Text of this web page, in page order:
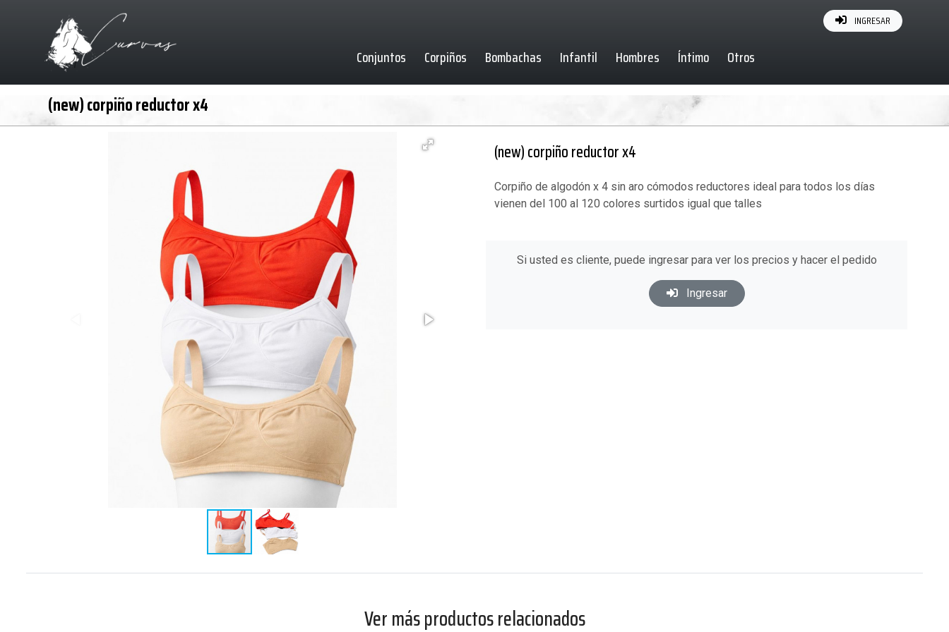
INGRESAR
Conjuntos Corpiños Bombachas Infantil Hombres Íntimo Otros
(new) corpiño reductor x4
(new) corpiño reductor x4
Corpiño de algodón x 4 sin aro cómodos reductores ideal para todos los días
vienen del 100 al 120 colores surtidos igual que talles
Si usted es cliente, puede ingresar para ver los precios y hacer el pedido
Ingresar
Ver más productos relacionados